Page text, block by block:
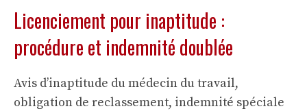
Licenciement pour inaptitude :
procédure et indemnité doublée
Avis d’inaptitude du médecin du travail,
obligation de reclassement, indemnité spéciale